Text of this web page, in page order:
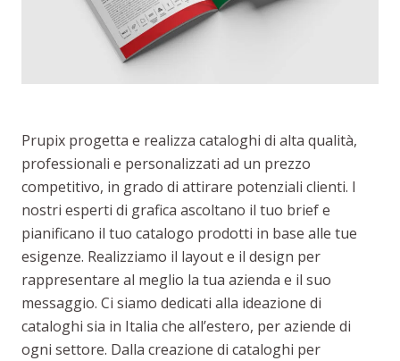
Prupix progetta e realizza cataloghi di alta qualità,
professionali e personalizzati ad un prezzo
competitivo, in grado di attirare potenziali clienti. I
nostri esperti di grafica ascoltano il tuo brief e
pianificano il tuo catalogo prodotti in base alle tue
esigenze. Realizziamo il layout e il design per
rappresentare al meglio la tua azienda e il suo
messaggio. Ci siamo dedicati alla ideazione di
cataloghi sia in Italia che all’estero, per aziende di
ogni settore. Dalla creazione di cataloghi per